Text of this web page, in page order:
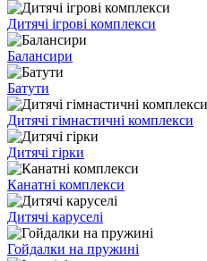
Дитячі ігрові комплекси
Балансири
Батути
Дитячі гімнастичні комплекси
Дитячі гірки
Канатні комплекси
Дитячі каруселі
Гойдалки на пружині